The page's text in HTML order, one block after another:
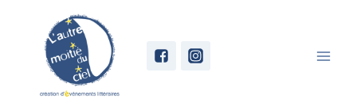
content